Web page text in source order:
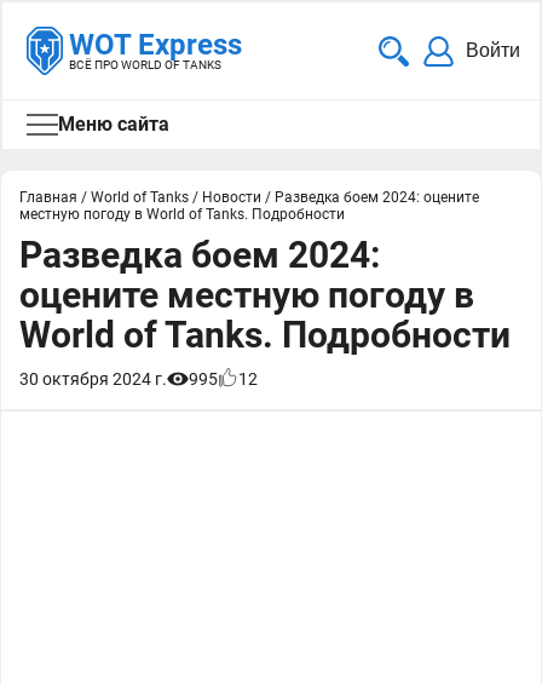
WOT Express
ВСЁ ПРО WORLD OF TANKS
Войти
Меню сайта
Главная / World of Tanks / Новости / Разведка боем 2024: оцените
местную погоду в World of Tanks. Подробности
Разведка боем 2024:
оцените местную погоду в
World of Tanks. Подробности
30 октября 2024 г. 995 12